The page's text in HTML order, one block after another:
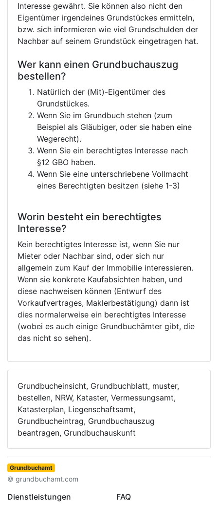
Interesse gewährt. Sie können also nicht den
Eigentümer irgendeines Grundstückes ermitteln,
bzw. sich informieren wie viel Grundschulden der
Nachbar auf seinem Grundstück eingetragen hat.
Wer kann einen Grundbuchauszug
bestellen?
Natürlich der (Mit)-Eigentümer des
Grundstückes.
Wenn Sie im Grundbuch stehen (zum
Beispiel als Gläubiger, oder sie haben eine
Wegerecht).
Wenn Sie ein berechtigtes Interesse nach
§12 GBO haben.
Wenn Sie eine unterschriebene Vollmacht
eines Berechtigten besitzen (siehe 1-3)
Worin besteht ein berechtigtes
Interesse?
Kein berechtigtes Interesse ist, wenn Sie nur
Mieter oder Nachbar sind, oder sich nur
allgemein zum Kauf der Immobilie interessieren.
Wenn sie konkrete Kaufabsichten haben, und
diese nachweisen können (Entwurf des
Vorkaufvertrages, Maklerbestätigung) dann ist
dies normalerweise ein berechtigtes Interesse
(wobei es auch einige Grundbuchämter gibt, die
das nicht so sehen).
Grundbucheinsicht, Grundbuchblatt, muster,
bestellen, NRW, Kataster, Vermessungsamt,
Katasterplan, Liegenschaftsamt,
Grundbucheintrag, Grundbuchauszug
beantragen, Grundbuchauskunft
Grundbuchamt
© grundbuchamt.com
Dienstleistungen FAQ